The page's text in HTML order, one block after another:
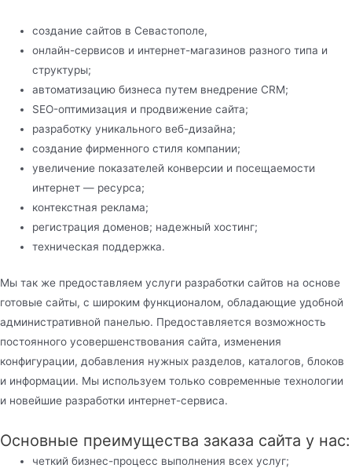
создание сайтов в Севастополе,
онлайн-сервисов и интернет-магазинов разного типа и
структуры;
автоматизацию бизнеса путем внедрение CRM;
SEO-оптимизация и продвижение сайта;
разработку уникального веб-дизайна;
создание фирменного стиля компании;
увеличение показателей конверсии и посещаемости
интернет — ресурса;
контекстная реклама;
регистрация доменов; надежный хостинг;
техническая поддержка.
Мы так же предоставляем услуги разработки сайтов на основе
готовые сайты, с широким функционалом, обладающие удобной
административной панелью. Предоставляется возможность
постоянного усовершенствования сайта, изменения
конфигурации, добавления нужных разделов, каталогов, блоков
и информации. Мы используем только современные технологии
и новейшие разработки интернет-сервиса.
Основные преимущества заказа сайта у нас:
четкий бизнес-процесс выполнения всех услуг;